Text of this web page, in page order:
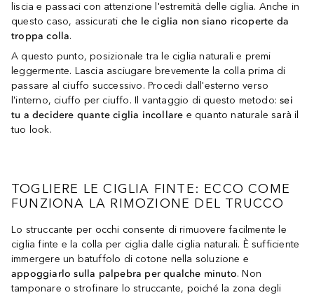
liscia e passaci con attenzione l'estremità delle ciglia. Anche in
questo caso, assicurati che le ciglia non siano ricoperte da
troppa colla.
A questo punto, posizionale tra le ciglia naturali e premi
leggermente. Lascia asciugare brevemente la colla prima di
passare al ciuffo successivo. Procedi dall'esterno verso
l'interno, ciuffo per ciuffo. Il vantaggio di questo metodo:sei
tu a decidere quante ciglia incollare e quanto naturale sarà il
tuo look.
TOGLIERE LE CIGLIA FINTE: ECCO COME
FUNZIONA LA RIMOZIONE DEL TRUCCO
Lo struccante per occhi consente di rimuovere facilmente le
ciglia finte e la colla per ciglia dalle ciglia naturali. È sufficiente
immergere un batuffolo di cotone nella soluzione e
appoggiarlo sulla palpebra per qualche minuto. Non
tamponare o strofinare lo struccante, poiché la zona degli